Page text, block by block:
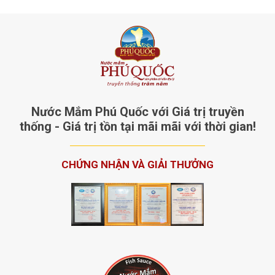
Nước Mắm Phú Quốc với Giá trị truyền
thống - Giá trị tồn tại mãi mãi với thời gian!
CHỨNG NHẬN VÀ GIẢI THƯỞNG